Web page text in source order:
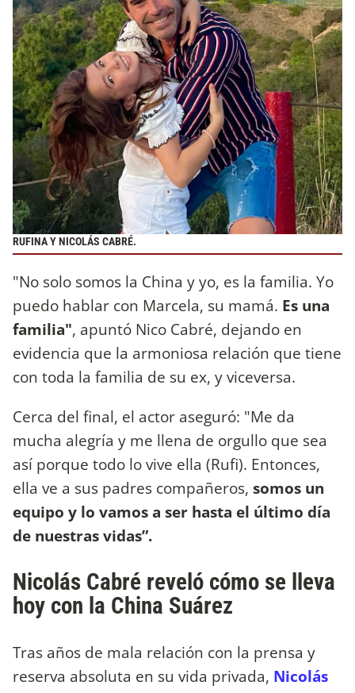
RUFINA Y NICOLÁS CABRÉ.
"No solo somos la China y yo, es la familia. Yo
puedo hablar con Marcela, su mamá. Es una
familia", apuntó Nico Cabré, dejando en
evidencia que la armoniosa relación que tiene
con toda la familia de su ex, y viceversa.
Cerca del final, el actor aseguró: "Me da
mucha alegría y me llena de orgullo que sea
así porque todo lo vive ella (Rufi). Entonces,
ella ve a sus padres compañeros, somos un
equipo y lo vamos a ser hasta el último día
de nuestras vidas”.
Nicolás Cabré reveló cómo se lleva
hoy con la China Suárez
Tras años de mala relación con la prensa y
reserva absoluta en su vida privada, Nicolás